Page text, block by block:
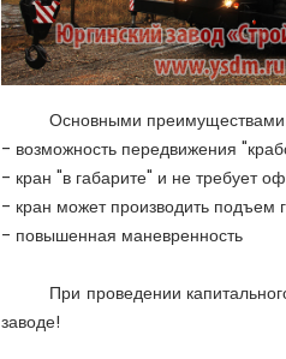
Основными преимуществами
- возможность передвижения
- кран "в габарите" и не требует
- кран может производить подъем
- повышенная маневренность
При проведении
заводе!